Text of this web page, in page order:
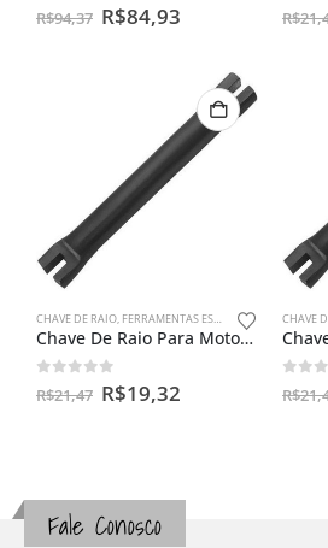
out of 5
R$94,37 R$84,93 R$
CHAVE DE RAIO, FERRAMENTAS ESPECIAIS
Chave De Raio Para Motos 11 X 12mm
out of 5
R$21,47 R$19,32
CHAVE
R$
Fale Conosco